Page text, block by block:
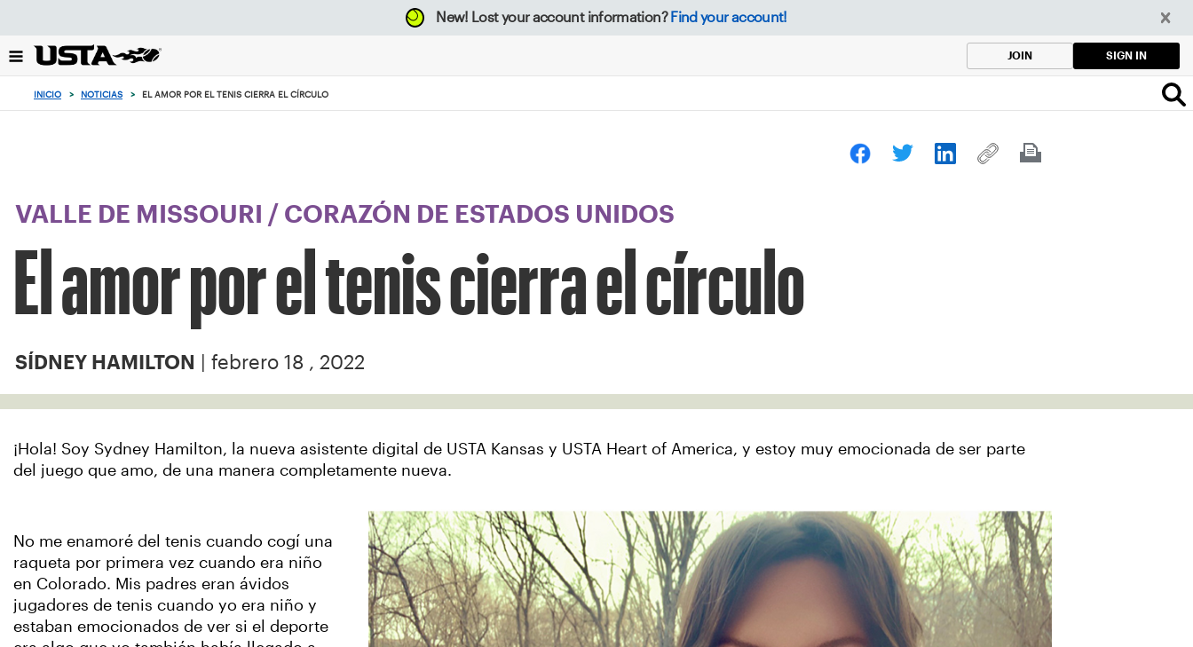
el
botón
New! Lost your account information? Find your account!
JOIN SIGN IN
INICIO > NOTICIAS > EL AMOR POR EL TENIS CIERRA EL CÍRCULO
VALLE DE MISSOURI / CORAZÓN DE ESTADOS UNIDOS
El amor por el tenis cierra el círculo
SÍDNEY HAMILTON | febrero 18 , 2022
¡Hola! Soy Sydney Hamilton, la nueva asistente digital de USTA Kansas y USTA Heart of America, y estoy muy emocionada de ser parte
del juego que amo, de una manera completamente nueva.
No me enamoré del tenis cuando cogí una
raqueta por primera vez cuando era niño
en Colorado. Mis padres eran ávidos
jugadores de tenis cuando yo era niño y
estaban emocionados de ver si el deporte